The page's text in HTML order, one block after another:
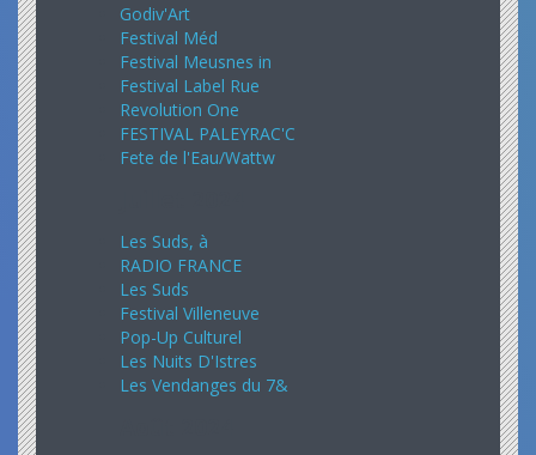
Godiv'Art
Festival Méd
Festival Meusnes in
Festival Label Rue
Revolution One
FESTIVAL PALEYRAC'C
Fete de l'Eau/Wattw
Les Suds, à
RADIO FRANCE
Les Suds
Festival Villeneuve
Pop-Up Culturel
Les Nuits D'Istres
Les Vendanges du 7&